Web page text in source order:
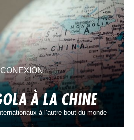
CONEXIÓN
À LA CHINE
à l’autre bout du monde